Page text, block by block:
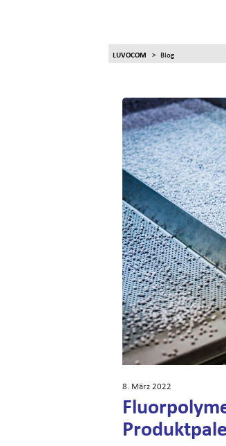
LUVOCOM Blog
8. März 2022